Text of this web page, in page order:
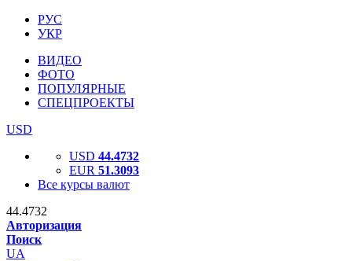
РУС
УКР
ВИДЕО
ФОТО
ПОПУЛЯРНЫЕ
СПЕЦПРОЕКТЫ
USD
USD 44.4732
EUR 51.3093
Все курсы валют
44.4732
Авторизация
Поиск
UA